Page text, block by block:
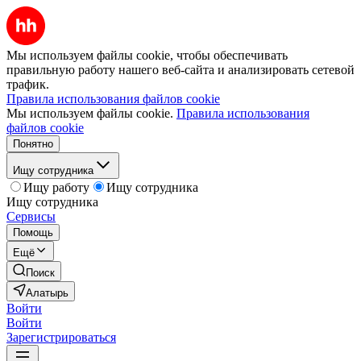
Мы используем файлы cookie, чтобы обеспечивать
правильную работу нашего веб-сайта и анализировать сетевой
трафик.
Правила использования файлов cookie
Мы используем файлы cookie. Правила использования
файлов cookie
Понятно
Ищу сотрудника
Ищу работу
Ищу сотрудника
Ищу сотрудника
Сервисы
Помощь
Ещё
Поиск
Алатырь
Войти
Войти
Зарегистрироваться